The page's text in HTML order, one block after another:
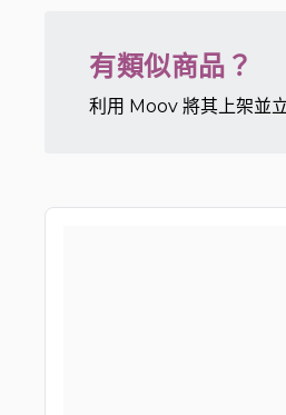
有類似商品？
利用 Moov 將其上架並